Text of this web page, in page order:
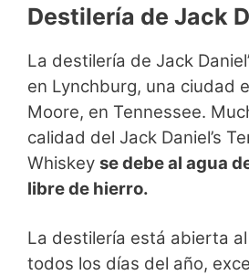
Destilería de Jack
La destilería de Jack
en Lynchburg, una ciudad
Moore, en Tennessee.
calidad del Jack Daniel’s
Whiskey se debe al agua
libre de hierro.
La destilería está abierta
todos los días del año,